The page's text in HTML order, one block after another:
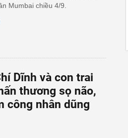
Mumbai chiều 4/9.
Dĩnh và con trai
thương sọ não,
công nhân dũng